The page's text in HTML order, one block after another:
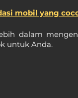
mobil yang
dalam
untuk Anda.